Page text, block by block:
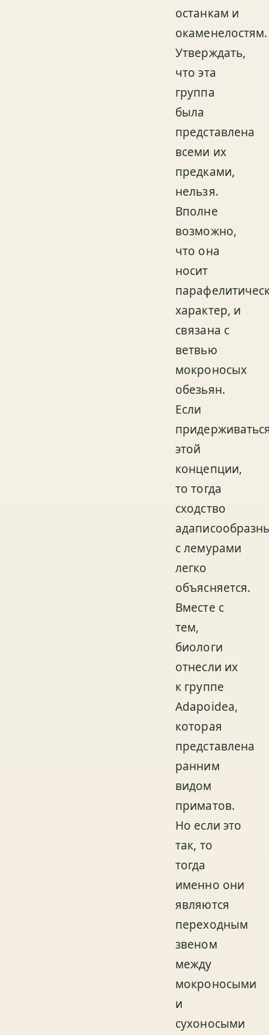
останкам и
окаменелостям.
Утверждать,
что эта
группа
была
представлена
всеми их
предками,
нельзя.
Вполне
возможно,
что она
носит
характер, и
связана с
ветвью
мокроносых
обезьян.
Если
этой
концепции,
то тогда
сходство
с лемурами
легко
объясняется.
Вместе с
тем,
биологи
отнесли их
к группе
Adapoidea,
которая
представлена
ранним
видом
приматов.
Но если это
так, то
тогда
именно они
являются
переходным
звеном
между
мокроносыми
и
сухоносыми